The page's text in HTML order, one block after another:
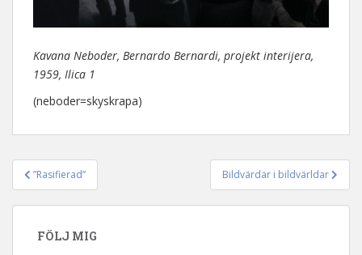
Kavana Neboder, Bernardo Bernardi, projekt interijera,
1959, Ilica 1
(neboder=skyskrapa)
Inläggsnavigering
”Rasifierad” Bildvärdar i bildvärldar
FÖLJ MIG